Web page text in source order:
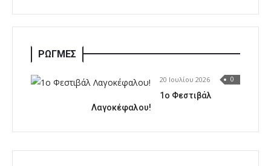
ΡΩΓΜΕΣ
20 Ιουλίου 2026 0
1o Φεστιβάλ
Λαγοκέφαλου!